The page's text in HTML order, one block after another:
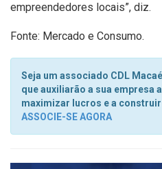
empreendedores locais”, diz.
Fonte: Mercado e Consumo.
Seja um associado CDL
que auxiliarão a sua empresa
maximizar lucros e a
ASSOCIE-SE AGORA